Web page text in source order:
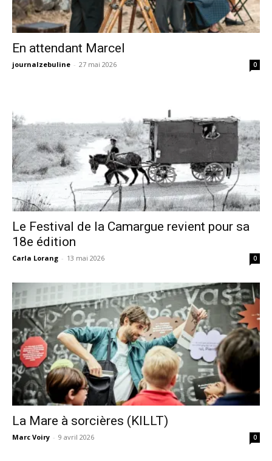
En attendant Marcel
journalzebuline - 27 mai 2026 0
Le Festival de la Camargue revient pour sa
18e édition
Carla Lorang - 13 mai 2026 0
La Mare à sorcières (KILLT)
Marc Voiry - 9 avril 2026 0